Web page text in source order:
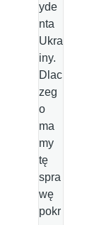
yde
nta
Ukra
iny.
Dlac
zeg
o
ma
my
tę
spra
wę
pokr